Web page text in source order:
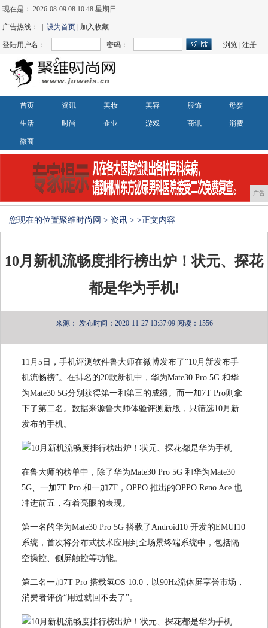
现在是：2026-08-09 08:10:48 星期日
广告热线： |设为首页 | 加入收藏
登陆用户名： 密码： 浏览 |注册
首页 资讯 美妆 美容 服饰 母婴
生活 时尚 企业 游戏 商讯 消费
微商
广告
您现在的位置聚维时尚网 > 资讯 > >正文内容
10月新机流畅度排行榜出炉！状元、探花
都是华为手机!
来源： 发布时间：2020-11-27 13:37:09 阅读：1556
11月5日，手机评测软件鲁大师在微博发布了“10月新发布手
机流畅榜”。在排名的20款新机中，华为Mate30 Pro 5G 和华
为Mate30 5G分别获得第一和第三的成绩。而一加7T Pro则拿
下了第二名。数据来源鲁大师体验评测新版，只筛选10月新
发布的手机。
在鲁大师的榜单中，除了华为Mate30 Pro 5G 和华为Mate30
5G、一加7T Pro 和一加7T，OPPO 推出的OPPO Reno Ace 也
冲进前五，有着亮眼的表现。
第一名的华为Mate30 Pro 5G 搭载了Android10 开发的EMUI10
系统，首次将分布式技术应用到全场景终端系统中，包括隔
空操控、侧屏触控等功能。
第二名一加7T Pro 搭载氢OS 10.0，以90Hz流体屏享誉市场，
消费者评价“用过就回不去了”。